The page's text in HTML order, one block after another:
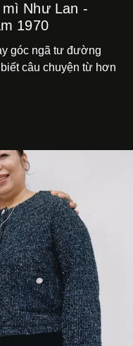
mì Như Lan -
1970
góc ngã tư đường
câu chuyện từ hơn